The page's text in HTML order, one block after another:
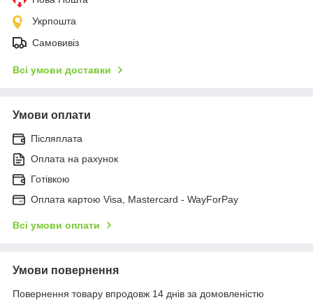
Укрпошта
Самовивіз
Всі умови доставки
Умови оплати
Післяплата
Оплата на рахунок
Готівкою
Оплата картою Visa, Mastercard - WayForPay
Всі умови оплати
Умови повернення
Повернення товару впродовж 14 днів за домовленістю